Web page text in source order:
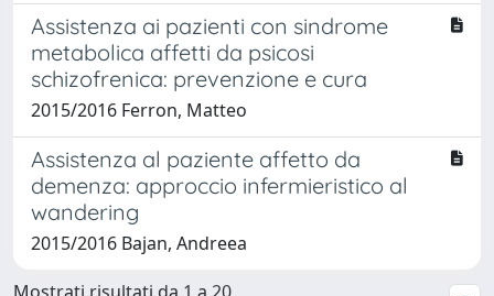
Assistenza ai pazienti con sindrome
metabolica affetti da psicosi
schizofrenica: prevenzione e cura
2015/2016 Ferron, Matteo
Assistenza al paziente affetto da
demenza: approccio infermieristico al
wandering
2015/2016 Bajan, Andreea
Mostrati risultati da 1 a 20